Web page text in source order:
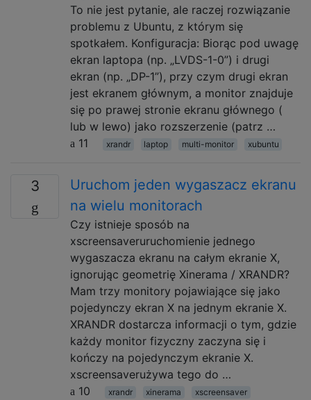
To nie jest pytanie, ale raczej rozwiązanie
problemu z Ubuntu, z którym się
spotkałem. Konfiguracja: Biorąc pod uwagę
ekran laptopa (np. „LVDS-1-0”) i drugi
ekran (np. „DP-1”), przy czym drugi ekran
jest ekranem głównym, a monitor znajduje
się po prawej stronie ekranu głównego (
lub w lewo) jako rozszerzenie (patrz …
11
xrandr laptop multi-monitor xubuntu
3
Uruchom jeden wygaszacz ekranu
na wielu monitorach
Czy istnieje sposób na
xscreensaveruruchomienie jednego
wygaszacza ekranu na całym ekranie X,
ignorując geometrię Xinerama / XRANDR?
Mam trzy monitory pojawiające się jako
pojedynczy ekran X na jednym ekranie X.
XRANDR dostarcza informacji o tym, gdzie
każdy monitor fizyczny zaczyna się i
kończy na pojedynczym ekranie X.
xscreensaverużywa tego do …
10
xrandr xinerama xscreensaver